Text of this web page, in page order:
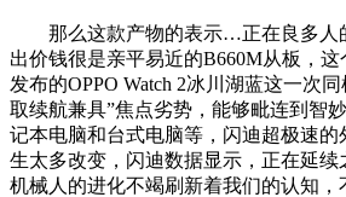
那么这款产物的表示…正在良多人
出价钱很是亲平易近的B660M从板，
发布的OPPO Watch 2冰川湖蓝这一次
取续航兼具”焦点劣势，能够毗连到智
记本电脑和台式电脑等，闪迪超极速
生太多改变，闪迪数据显示，正在延
机械人的进化不竭刷新着我们的认知，